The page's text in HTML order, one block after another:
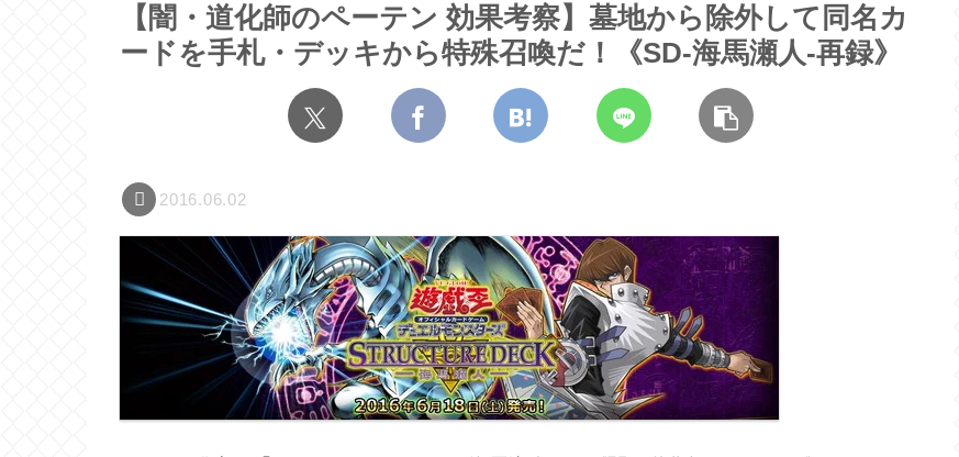
【闇・道化師のペーテン 効果考察】墓地から除外して同名カ
ードを手札・デッキから特殊召喚だ！《SD-海馬瀬人-再録》
2016.06.02